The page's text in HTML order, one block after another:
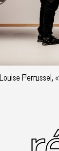
Louise Perrussel,